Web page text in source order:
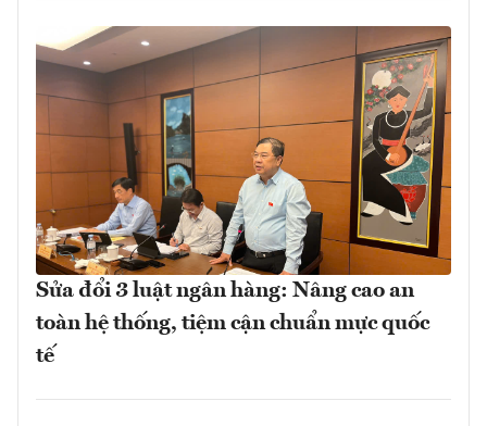
Sửa đổi 3 luật ngân hàng: Nâng cao an
toàn hệ thống, tiệm cận chuẩn mực quốc
tế